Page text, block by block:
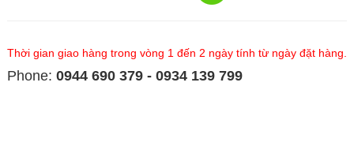
Thời gian giao hàng trong vòng 1 đến 2 ngày tính từ ngày đặt hàng.
Phone: 0944 690 379 - 0934 139 799